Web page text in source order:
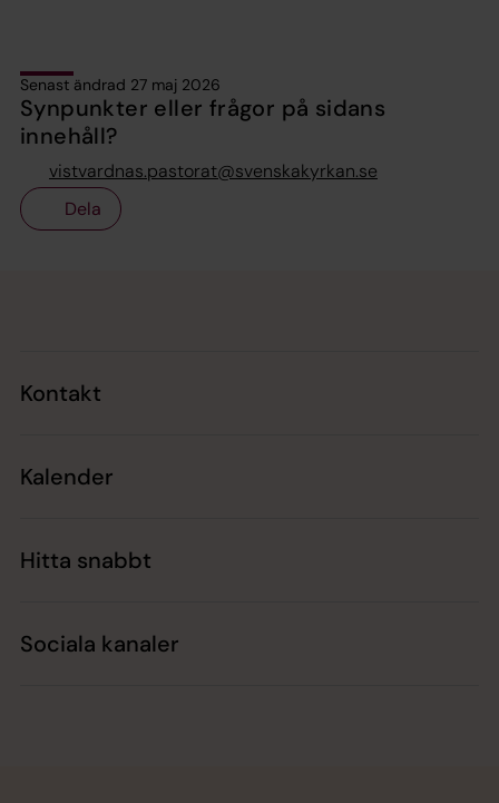
Senast ändrad 27 maj 2026
Synpunkter eller frågor på sidans
innehåll?
vistvardnas.pastorat@svenskakyrkan.se
Dela
Kontakt
Kalender
Hitta snabbt
Sociala kanaler